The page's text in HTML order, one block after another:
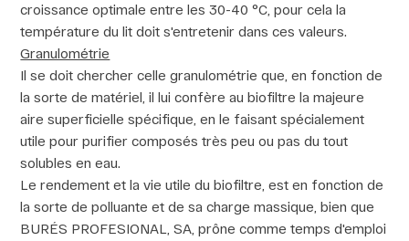
croissance optimale entre les 30-40 °C, pour cela la
température du lit doit s'entretenir dans ces valeurs.
Granulométrie
Il se doit chercher celle granulométrie que, en fonction de
la sorte de matériel, il lui confère au biofiltre la majeure
aire superficielle spécifique, en le faisant spécialement
utile pour purifier composés très peu ou pas du tout
solubles en eau.
Le rendement et la vie utile du biofiltre, est en fonction de
la sorte de polluante et de sa charge massique, bien que
BURÉS PROFESIONAL, SA, prône comme temps d'emploi